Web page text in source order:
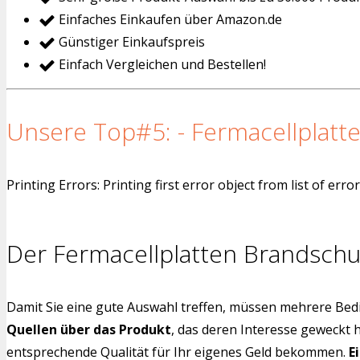
Einfaches Einkaufen über Amazon.de
Günstiger Einkaufspreis
Einfach Vergleichen und Bestellen!
Unsere Top#5: -
Printing Errors: Printing first error object from list of
Der Fermacellplatten
Damit Sie eine gute Auswahl treffen, müssen mehrere
Quellen über das Produkt, das deren Interesse geweckt
entsprechende Qualität für Ihr eigenes Geld bekommen.